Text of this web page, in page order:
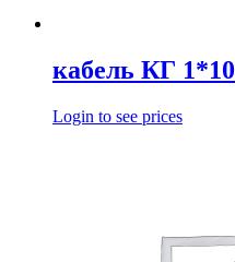
кабель КГ 1*10
Login to see prices